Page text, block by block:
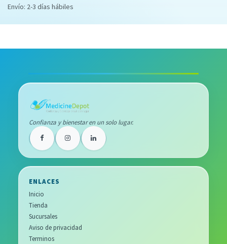
Envío: 2-3 días hábiles
Confianza y bienestar en un solo lugar.
ENLACES
Inicio
Tienda
Sucursales
Aviso de privacidad
Terminos